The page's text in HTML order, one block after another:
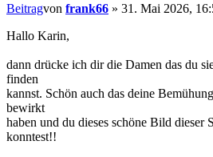
Beitragvon frank66 » 31. Mai 2026,
Hallo Karin,
dann drücke ich dir die Damen das du
finden
kannst. Schön auch das deine
bewirkt
haben und du dieses schöne Bild dieser
konntest!!